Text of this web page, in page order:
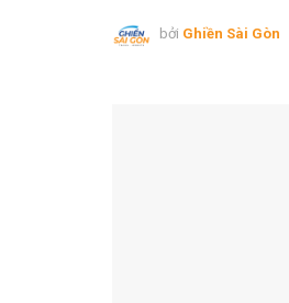
bởi Ghiền Sài Gòn